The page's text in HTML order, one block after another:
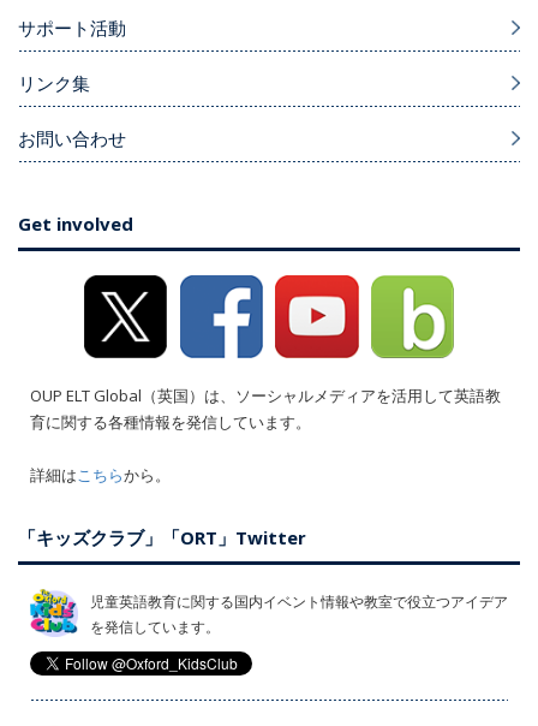
サポート活動
リンク集
お問い合わせ
Get involved
OUP ELT Global（英国）は、ソーシャルメディアを活用して英語教
育に関する各種情報を発信しています。
詳細はこちらから。
「キッズクラブ」「ORT」Twitter
児童英語教育に関する国内イベント情報や教室で役立つアイデア
を発信しています。